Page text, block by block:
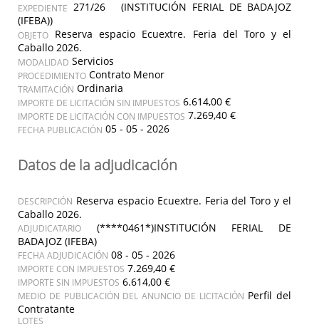
EXPEDIENTE 271/26 (INSTITUCIÓN FERIAL DE BADAJOZ
(IFEBA))
OBJETO
Reserva espacio Ecuextre. Feria del Toro y el
Caballo 2026.
MODALIDAD Servicios
PROCEDIMIENTO Contrato Menor
TRAMITACIÓN Ordinaria
IMPORTE DE LICITACIÓN SIN IMPUESTOS 6.614,00 €
IMPORTE DE LICITACIÓN CON IMPUESTOS 7.269,40 €
FECHA PUBLICACIÓN 05 - 05 - 2026
Datos de la adjudicación
DESCRIPCIÓN Reserva espacio Ecuextre. Feria del Toro y el
Caballo 2026.
ADJUDICATARIO
(****0461*)INSTITUCIÓN FERIAL DE
BADAJOZ (IFEBA)
FECHA ADJUDICACIÓN 08 - 05 - 2026
IMPORTE CON IMPUESTOS 7.269,40 €
IMPORTE SIN IMPUESTOS 6.614,00 €
MEDIO DE PUBLICACIÓN DEL ANUNCIO DE LICITACIÓN Perfil del
Contratante
LOTES